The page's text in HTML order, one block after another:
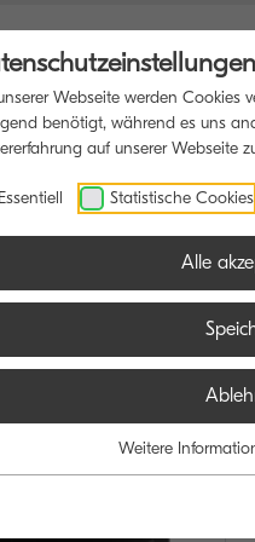
SOFTWARE
Webseite werden Cookies
benötigt, während es uns
auf unserer Webseite
Essentiell Statistische Cookies
Alle
Weitere